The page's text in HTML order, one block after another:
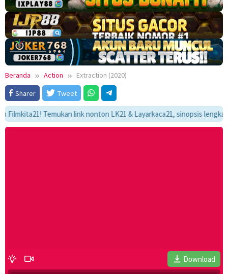
Beranda Action
Extraction (2020)
Sharer
Tweet
Temukan link nonton LK21 & Layarkaca21, sinopsis lengkap,
Download